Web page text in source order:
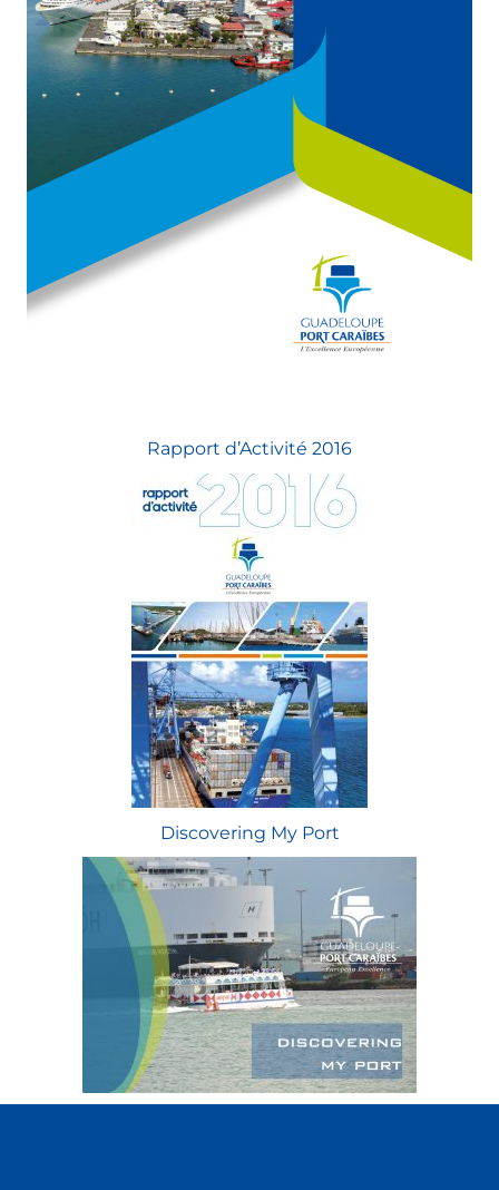
Rapport d’Activité 2016
Discovering My Port